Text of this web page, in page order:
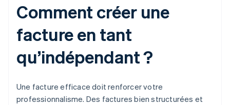
Comment créer une
facture en tant
qu’indépendant ?
Une facture efficace doit renforcer votre
professionnalisme. Des factures bien structurées et